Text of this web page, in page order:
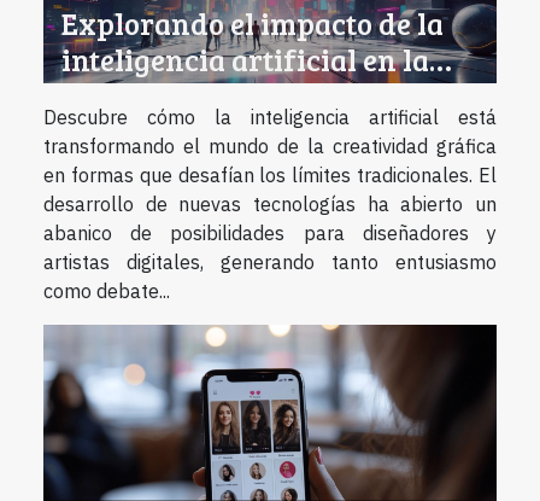
Explorando el impacto de la
inteligencia artificial en la
creatividad gráfica
Descubre cómo la inteligencia artificial está
transformando el mundo de la creatividad gráfica
en formas que desafían los límites tradicionales. El
desarrollo de nuevas tecnologías ha abierto un
abanico de posibilidades para diseñadores y
artistas digitales, generando tanto entusiasmo
como debate...